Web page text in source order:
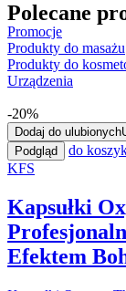
Polecane
Promocje
Produkty do masażu
Produkty do
Urządzenia
-20%
Dodaj do ulubionych
Podgląd
do
KFS
Kapsułki
Efektem